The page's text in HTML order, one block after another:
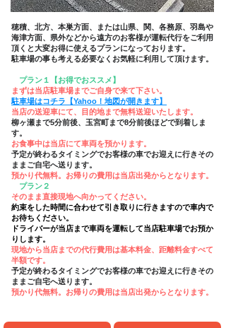
穂積、北方、本巣方面、または山県、関、各務原、羽島や
海津方面、県外などから遠方のお客様が運転代行をご利用
頂くと大変お得に使えるプランになっております。
​駐車場の事も考える必要なくお気軽に利用して頂けます。
プラン１【お得でおススメ】
まずは当店駐車場までご自身で来て下さい。
駐車場はコチラ【Yahoo！地図が開きます】
当店の送迎車にて、目的地まで無料送迎いたします。
柳ヶ瀬まで5分前後、玉宮町まで8分前後ほどで到着しま
す。
お食事中は当店にて車両を預かります。
予定が終わるタイミングでお客様の車でお迎えに行きその
ままご自宅へ送ります。
預かり代無料。お帰りの費用は当店出発からとなります。
プラン２
そのまま直接現地へ向かってください。
約束をした時間に合わせて引き取りに行きますので車内で
お待ちください。
ドライバーが当店まで車両を運転して当店駐車場でお預か
りします。
現地から当店までの代行費用は基本料金、距離料金すべて
半額です。
予定が終わるタイミングでお客様の車でお迎えに行きその
ままご自宅へ送ります。
預かり代無料。お帰りの費用は当店出発からとなります。